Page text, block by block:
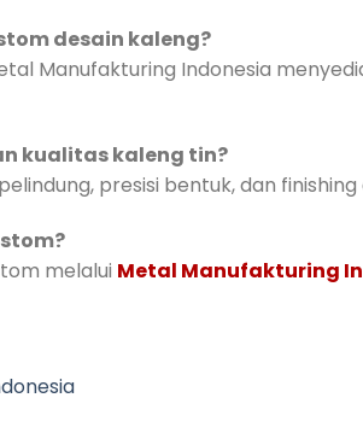
desain kaleng?
Manufakturing Indonesia
kualitas kaleng tin?
presisi bentuk, dan
melalui Metal Manufakturing